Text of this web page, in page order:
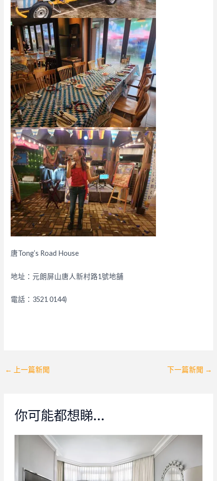
唐Tong’s Road House
地址：元朗屏山唐人新村路1號地舖
電話：3521 0144)
Post
← 上一篇新聞 下一篇新聞 →
你可能都想睇…